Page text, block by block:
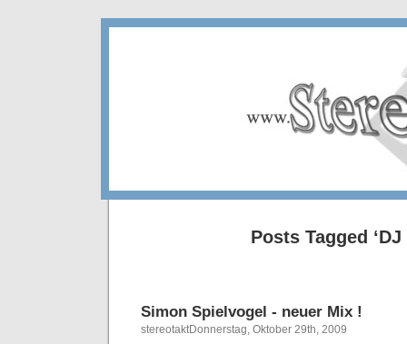
Posts Tagged ‘DJ
Simon Spielvogel - neuer Mix !
stereotaktDonnerstag, Oktober 29th, 2009